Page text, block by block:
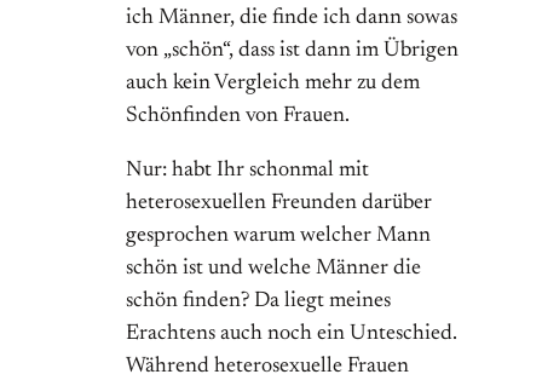
ich Männer, die finde ich dann sowas
von „schön“, dass ist dann im Übrigen
auch kein Vergleich mehr zu dem
Schönfinden von Frauen.
Nur: habt Ihr schonmal mit
heterosexuellen Freunden darüber
gesprochen warum welcher Mann
schön ist und welche Männer die
schön finden? Da liegt meines
Erachtens auch noch ein Unteschied.
Während heterosexuelle Frauen